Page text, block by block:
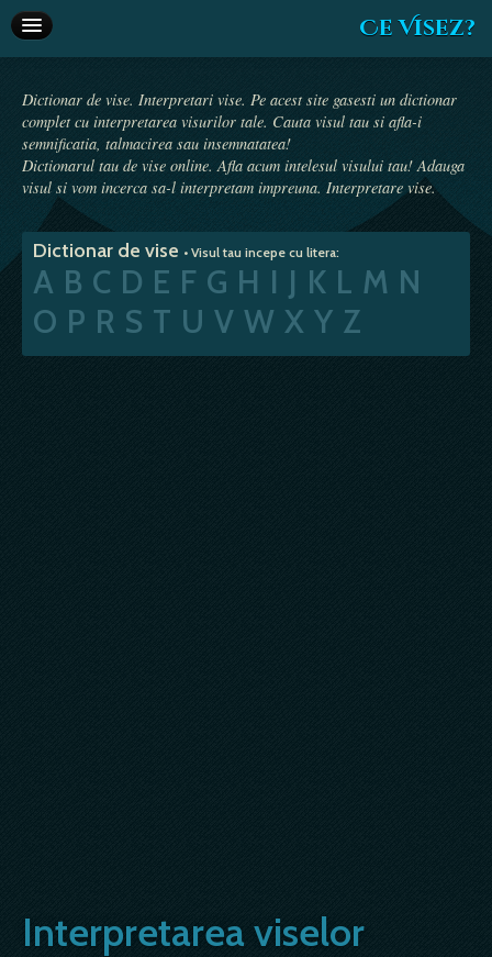
Ce Visez?
Interpretare vise
Articole
Horoscop
Va recomandam
Despre
Dictionar de vise. Interpretari vise. Pe acest site gasesti un dictionar
complet cu interpretarea visurilor tale. Cauta visul tau si afla-i
semnificatia, talmacirea sau insemnatatea!
Dictionarul tau de vise online. Afla acum intelesul visului tau! Adauga
visul si vom incerca sa-l interpretam impreuna. Interpretare vise.
Dictionar de vise • Visul tau incepe cu litera:
A B C D E F G H I J K L M N
O P R S T U V W X Y Z
Interpretarea viselor